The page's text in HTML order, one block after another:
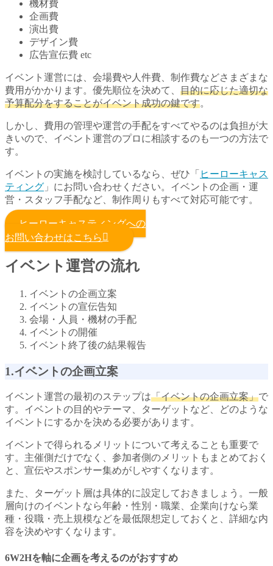
機材費
企画費
演出費
デザイン費
広告宣伝費 etc
イベント運営には、会場費や人件費、制作費などさまざまな
費用がかかります。優先順位を決めて、 目的に応じた適切な
予算配分をすることがイベント成功の鍵です。
しかし、費用の管理や運営の手配をすべてやるのは負担が大
きいので、イベント運営のプロに相談するのも一つの方法で
す。
イベントの実施を検討しているなら、ぜひ「 ヒーローキャス
ティング 」にお問い合わせください。イベントの企画・運
営・スタッフ手配など、制作周りもすべて対応可能です。
ヒーローキャスティングへの
お問い合わせはこちら
イベント運営の流れ
イベントの企画立案
イベントの宣伝告知
会場・人員・機材の手配
イベントの開催
イベント終了後の結果報告
1.イベントの企画立案
イベント運営の最初のステップは「イベントの企画立案」で
す。イベントの目的やテーマ、ターゲットなど、どのような
イベントにするかを決める必要があります。
イベントで得られるメリットについて考えることも重要で
す。主催側だけでなく、参加者側のメリットもまとめておく
と、宣伝やスポンサー集めがしやすくなります。
また、ターゲット層は具体的に設定しておきましょう。一般
層向けのイベントなら年齢・性別・職業、企業向けなら業
種・役職・売上規模などを最低限想定しておくと、詳細な内
容を決めやすくなります。
6W2Hを軸に企画を考えるのがおすすめ